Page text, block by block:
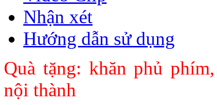
Nhận xét
Hướng dẫn sử dụng
Quà tặng: khăn phủ
nội thành